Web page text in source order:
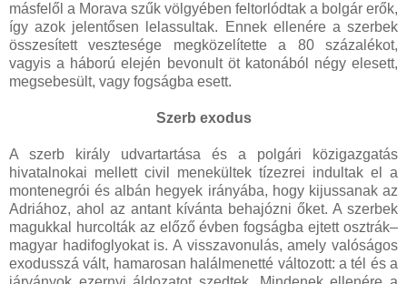
másfelől a Morava szűk völgyében feltorlódtak a bolgár erők,
így azok jelentősen lelassultak. Ennek ellenére a szerbek
összesített vesztesége megközelítette a 80 százalékot,
vagyis a háború elején bevonult öt katonából négy elesett,
megsebesült, vagy fogságba esett.
Szerb exodus
A szerb király udvartartása és a polgári közigazgatás
hivatalnokai mellett civil menekültek tízezrei indultak el a
montenegrói és albán hegyek irányába, hogy kijussanak az
Adriához, ahol az antant kívánta behajózni őket. A szerbek
magukkal hurcolták az előző évben fogságba ejtett osztrák–
magyar hadifoglyokat is. A visszavonulás, amely valóságos
exodusszá vált, hamarosan halálmenetté változott: a tél és a